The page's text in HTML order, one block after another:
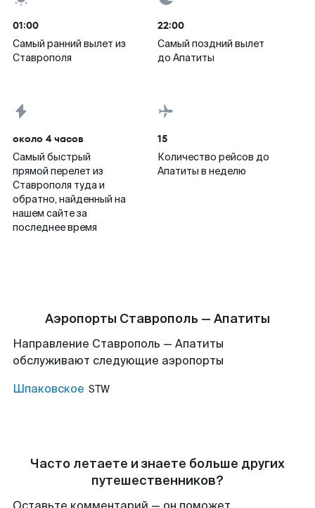
01:00
Самый ранний вылет из
Ставрополя
22:00
Самый поздний вылет
до Апатиты
около 4 часов
Самый быстрый
прямой перелет из
Ставрополя туда и
обратно, найденный на
нашем сайте за
последнее время
15
Количество рейсов до
Апатиты в неделю
Аэропорты Ставрополь — Апатиты
Направление Ставрополь — Апатиты
обслуживают следующие аэропорты
Шпаковское STW
Часто летаете и знаете больше других
путешественников?